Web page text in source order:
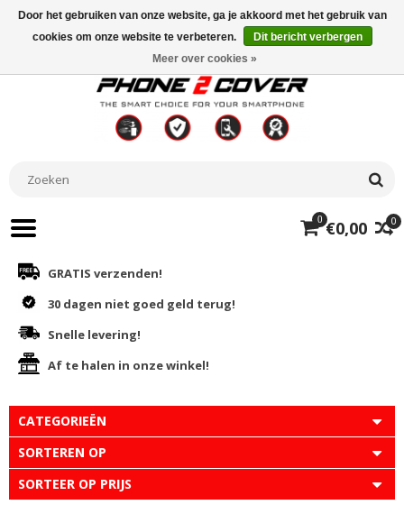
0
0 €0,00
GRATIS verzenden!
30 dagen niet goed geld terug!
Snelle levering!
Af te halen in onze winkel!
CATEGORIEËN
SORTEREN OP
SORTEER OP PRIJS
Door het gebruiken van onze website, ga je akkoord met het gebruik van
cookies om onze website te verbeteren.
Dit bericht verbergen
Meer over cookies »